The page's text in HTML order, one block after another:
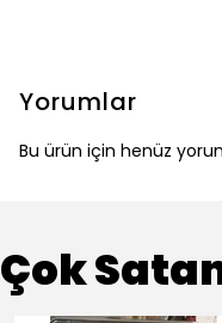
Yorumlar
Bu ürün için henüz
Çok